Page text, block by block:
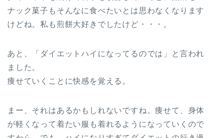
ナック菓子もそんなに食べたいとは思わなくなります
けどね。私も煎餅大好きでしたけど・・・。
あと、「ダイエットハイになってるのでは」と言われ
ました。
痩せていくことに快感を覚える。
まー、それはあるかもしれないですね。痩せて、身体
が軽くなって着たい服も着れるようになっていくので